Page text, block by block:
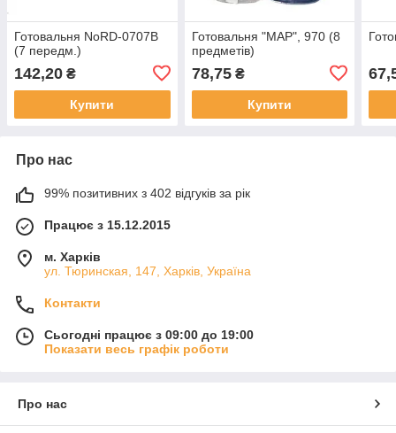
Готовальня NoRD-0707B
(7 передм.)
142,20 ₴
Купити
Готовальня "МАР", 970 (8
предметів)
78,75₴
Купити
Про нас
99% позитивних з 402 відгуків за рік
Працює з 15.12.2015
м. Харків
ул. Тюринская, 147, Харків, Україна
Контакти
Сьогодні працює з 09:00 до 19:00
Показати весь графік роботи
Про нас